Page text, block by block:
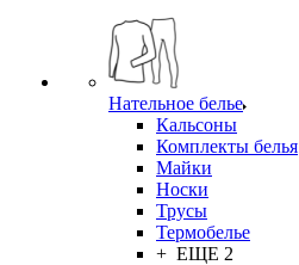
Нательное белье
Кальсоны
Комплекты белья
Майки
Носки
Трусы
Термобелье
+ ЕЩЕ 2